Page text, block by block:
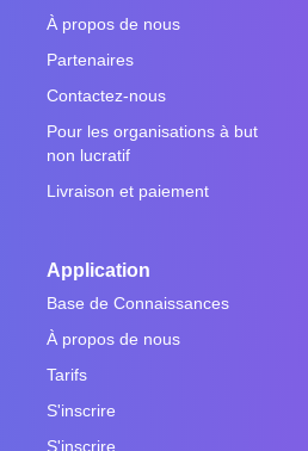
À propos de nous
Partenaires
Contactez-nous
Pour les organisations à but
non lucratif
Livraison et paiement
Application
Base de Connaissances
À propos de nous
Tarifs
S'inscrire
S'inscrire